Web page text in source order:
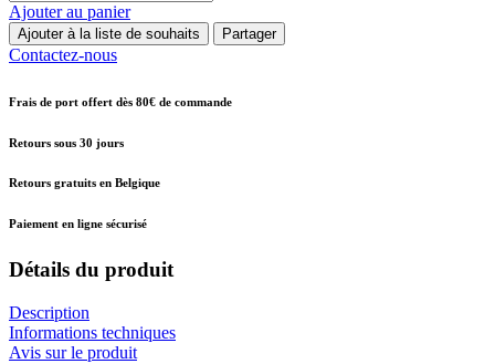
Ajouter au panier
Ajouter à la liste de souhaits Partager
Contactez-nous
Frais de port offert dès 80€ de commande
Retours sous 30 jours
Retours gratuits en Belgique
Paiement en ligne sécurisé
Détails du produit
Description
Informations techniques
Avis sur le produit